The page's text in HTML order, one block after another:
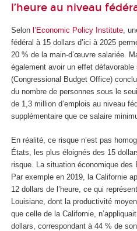
l’heure au niveau
Selon l’Economic Policy Institute,
fédéral à 15 dollars d’ici à 2025
20 % de la main-d’œuvre salariée.
également avoir un effet défavorable
(Congressional Budget Office)
du nombre de personnes sous le
de 1,3 million d’emplois au niveau
supplémentaire que ce salaire
En réalité, ce risque n’est pas
États, les plus éloignés des 15
risque. La situation économique des
Par exemple en 2019, la Californie
12 dollars de l’heure, ce qui
Louisiane, dont la productivité
que celle de la Californie,
dollars, correspondant à 44 % de